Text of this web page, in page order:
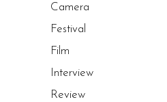
Camera
Festival
Film
Interview
Review